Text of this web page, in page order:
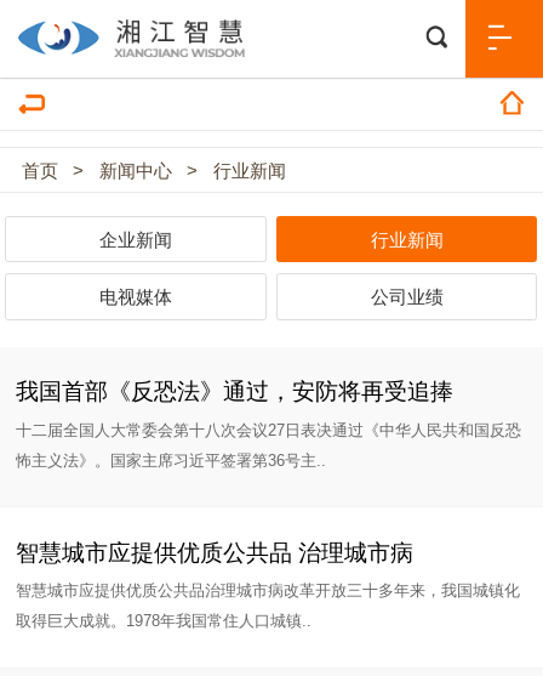
首页 > 新闻中心 > 行业新闻
企业新闻 行业新闻
电视媒体 公司业绩
我国首部《反恐法》通过，安防将再受追捧
十二届全国人大常委会第十八次会议27日表决通过《中华人民共和国反恐
怖主义法》。国家主席习近平签署第36号主..
智慧城市应提供优质公共品 治理城市病
智慧城市应提供优质公共品治理城市病改革开放三十多年来，我国城镇化
取得巨大成就。1978年我国常住人口城镇..